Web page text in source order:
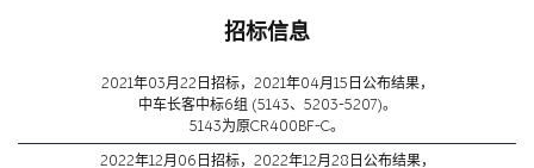
招标信息
2021年03月22日招标，2021年04月15日公布结果，
中车长客中标6组 (5143、5203-5207)。
5143为原CR400BF-C。
2022年12月06日招标，2022年12月28日公布结果，